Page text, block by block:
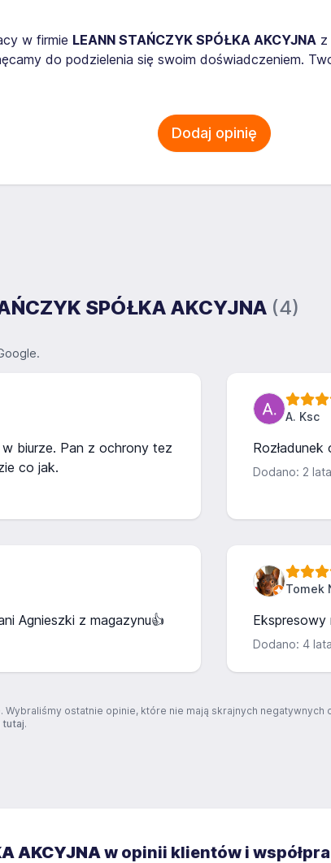
w firmie LEANN STAŃCZYK SPÓŁKA AKCYJNA z
do podzielenia się swoim doświadczeniem.
Dodaj opinię
SPÓŁKA AKCYJNA (4)
w biurze. Pan z ochrony tez
co jak.
A. Ksc
Dodano: 2
Agnieszki z magazynu👍
Tomek
Dodano: 4
ostatnie opinie, które nie mają skrajnych negatywnych
tutaj.
AKCYJNAw opinii klientów i